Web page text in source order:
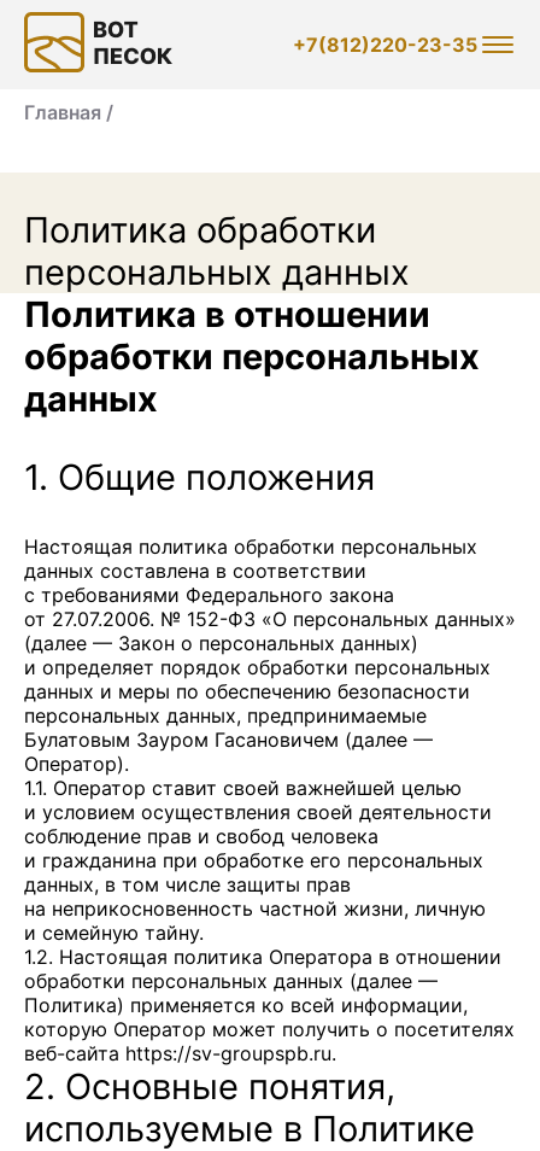
+7(812)220-23-35
Главная /
Политика обработки
персональных данных
Политика в отношении
обработки персональных
данных
1. Общие положения
Настоящая политика обработки персональных
данных составлена в соответствии
с требованиями Федерального закона
от 27.07.2006. № 152-ФЗ «О персональных данных»
(далее — Закон о персональных данных)
и определяет порядок обработки персональных
данных и меры по обеспечению безопасности
персональных данных, предпринимаемые
Булатовым Зауром Гасановичем (далее —
Оператор).
1.1. Оператор ставит своей важнейшей целью
и условием осуществления своей деятельности
соблюдение прав и свобод человека
и гражданина при обработке его персональных
данных, в том числе защиты прав
на неприкосновенность частной жизни, личную
и семейную тайну.
1.2. Настоящая политика Оператора в отношении
обработки персональных данных (далее —
Политика) применяется ко всей информации,
которую Оператор может получить о посетителях
веб-сайта https://sv-groupspb.ru.
2. Основные понятия,
используемые в Политике